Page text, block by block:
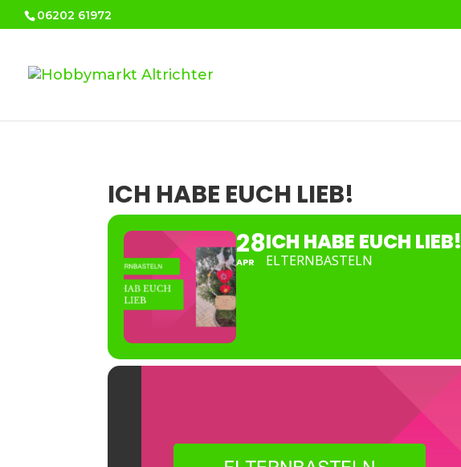
06202 61972
ICH HABE EUCH LIEB!
28
APR
ICH HABE EUCH LIEB!
ELTERNBASTELN